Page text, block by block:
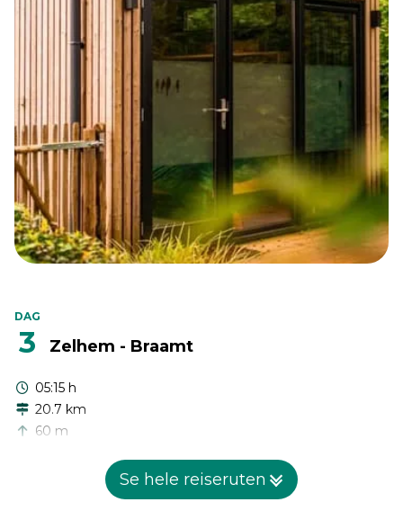
DAG
3 Zelhem - Braamt
05:15 h
20.7 km
60 m
Dette stadiet tar deg sørover gjennom det fredelige
Se hele reiseruten